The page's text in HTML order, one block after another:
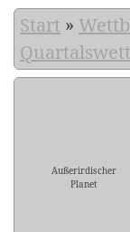
Start »
Außerirdischer
Planet